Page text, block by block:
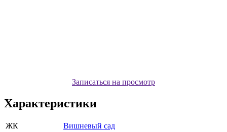
Записаться на просмотр
Характеристики
ЖК
Вишневый сад